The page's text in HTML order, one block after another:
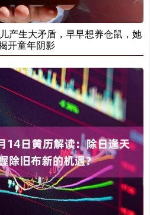
产生大矛盾，早早想养仓鼠，她
开童年阴影